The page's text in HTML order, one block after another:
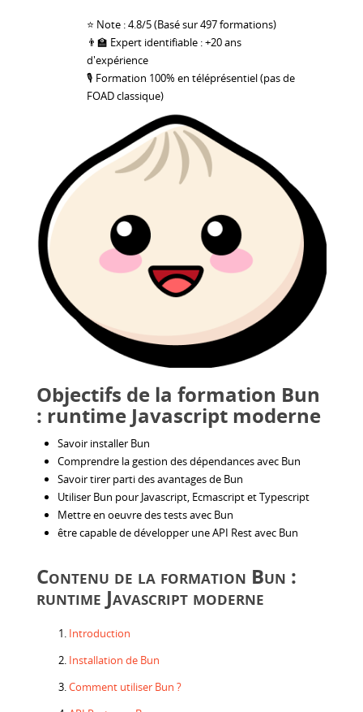
⭐ Note : 4.8/5 (Basé sur 497 formations)
👨‍🏫 Expert identifiable : +20 ans
d'expérience
🎙 Formation 100% en téléprésentiel (pas de
FOAD classique)
Objectifs de la formation Bun
: runtime Javascript moderne
Savoir installer Bun
Comprendre la gestion des dépendances avec Bun
Savoir tirer parti des avantages de Bun
Utiliser Bun pour Javascript, Ecmascript et Typescript
Mettre en oeuvre des tests avec Bun
être capable de développer une API Rest avec Bun
Contenu de la formation Bun :
runtime Javascript moderne
Introduction
Installation de Bun
Comment utiliser Bun ?